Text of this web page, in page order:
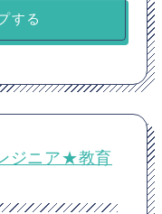
する
ジニア★教育